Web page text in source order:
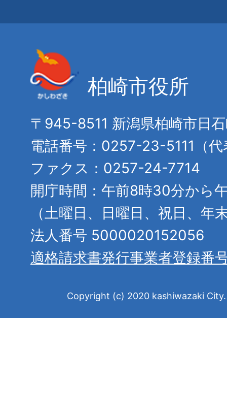
柏崎市役所
〒945-8511 新潟県柏崎市日
電話番号：0257-23-5111（代
ファクス：0257-24-7714
開庁時間：午前8時30分から
（土曜日、日曜日、祝日、年
法人番号 5000020152056
適格請求書発行事業者登録番
Copyright (c) 2020 kashiwazaki